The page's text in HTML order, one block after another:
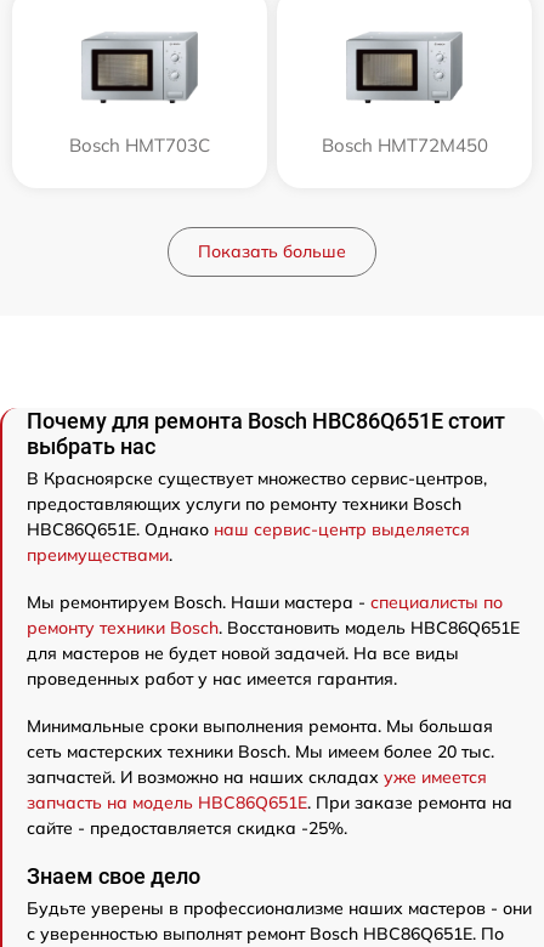
Bosch HMT703C Bosch HMT72M450
Показать больше
Почему для ремонта Bosch HBC86Q651E стоит
выбрать нас
В Красноярске существует множество сервис-центров,
предоставляющих услуги по ремонту техники Bosch
HBC86Q651E. Однако наш сервис-центр выделяется
преимуществами.
Мы ремонтируем Bosch. Наши мастера - специалисты по
ремонту техники Bosch. Восстановить модель HBC86Q651E
для мастеров не будет новой задачей. На все виды
проведенных работ у нас имеется гарантия.
Минимальные сроки выполнения ремонта. Мы большая
сеть мастерских техники Bosch. Мы имеем более 20 тыс.
запчастей. И возможно на наших складах уже имеется
запчасть на модель HBC86Q651E. При заказе ремонта на
сайте - предоставляется скидка -25%.
Знаем свое дело
Будьте уверены в профессионализме наших мастеров - они
с уверенностью выполнят ремонт Bosch HBC86Q651E. По